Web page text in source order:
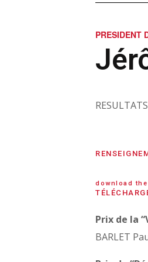
PRESIDENT
RESULTATS
download
Prix de la
BARLET